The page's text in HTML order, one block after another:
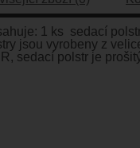
1 ks sedací
jsou vyrobeny z
sedací polstr je